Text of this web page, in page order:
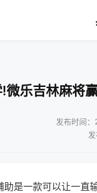
微乐吉林麻将
发布时间
是一款可以让一直